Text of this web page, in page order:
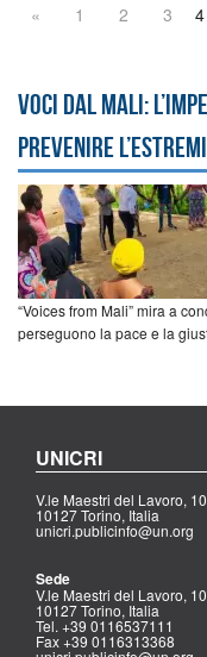
« 1 2 3 4
Voci dal Mali:
prevenire
“Voices from Mali” mira a
perseguono la pace e la
UNICRI
V.le Maestri del Lavoro, 10
10127 Torino, Italia
unicri.publicinfo@un.org
Sede
V.le Maestri del Lavoro, 10
10127 Torino, Italia
Tel. +39 0116537111
Fax +39 0116313368